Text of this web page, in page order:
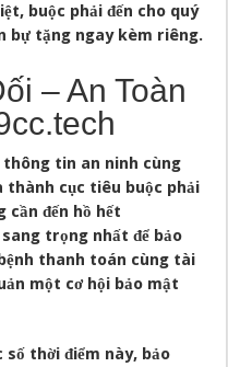
buộc phải đến cho quý
bự tặng ngay kèm riêng.
– An Toàn
tin an ninh cùng
thành cục tiêu buộc phải
cần đến hồ hết
trọng nhất để bảo
thanh toán cùng tài
một cơ hội bảo mật
thời điểm này, bảo